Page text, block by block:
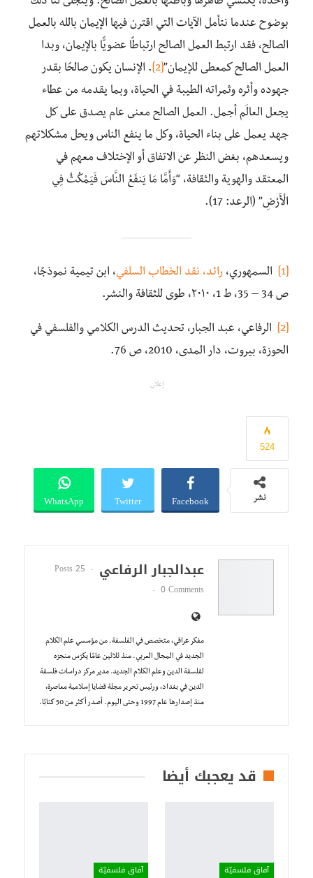
بوضوح عندما نتأمل الآيات التي اقترن فيها الإيمان بالله بالعمل
الصالح، فقد ارتبط العمل الصالح ارتباطًا عضويًّا بالإيمان، وبدا
العمل الصالح كمعطى للإيمان”[2]
. الإنسان يكون صالحًا بقدر
جهوده وأثره وثمراته الطيبة في الحياة، وبما يقدمه من عطاء
يجعل العالَم أجمل. العمل الصالح معنى عام يصدق على كل
جهد يعمل على بناء الحياة، وكل ما ينفع الناس ويحل مشكلاتهم
ويسعدهم، بغض النظر عن الاتفاق أو الإختلاف معهم في
المعتقد والهوية والثقافة، “وَأَمَّا مَا يَنفَعُ النَّاسَ فَيَمْكُثُ فِي
الْأَرْضِ” (الرعد: 17).
[1] السمهوري، رائد، نقد الخطاب السلفي، ابن تيمية نموذجًا،
ص 34 – 35، ط 1، ٢٠١٠، طوى للثقافة والنشر.
[2]
الرفاعي، عبد الجبار، تحديث الدرس الكلامي والفلسفي في
الحوزة، بيروت، دار المدى، 2010، ص 76.
إعلان
524
نشر Facebook
Twitter
WhatsApp
عبدالجبار الرفاعي
25 Posts
0 Comments
مفكر عراقي، ‏متخصص في الفلسفة. من مؤسسي علم الكلام
الجديد في المجال العربي. منذ ثلاثين عامًا يكرّس منجزه
لفلسفة الدين وعلم الكلام الجديد. مدير مركز دراسات فلسفة
الدين في بغداد، ورئيس تحرير مجلة قضايا إسلامية معاصرة،
منذ إصدارها عام 1997 وحتى اليوم. أصدر أكثر من 50 كتابًا.
قد يعجبك أيضا
آفاق فلسفيّة‎ آفاق فلسفيّة‎